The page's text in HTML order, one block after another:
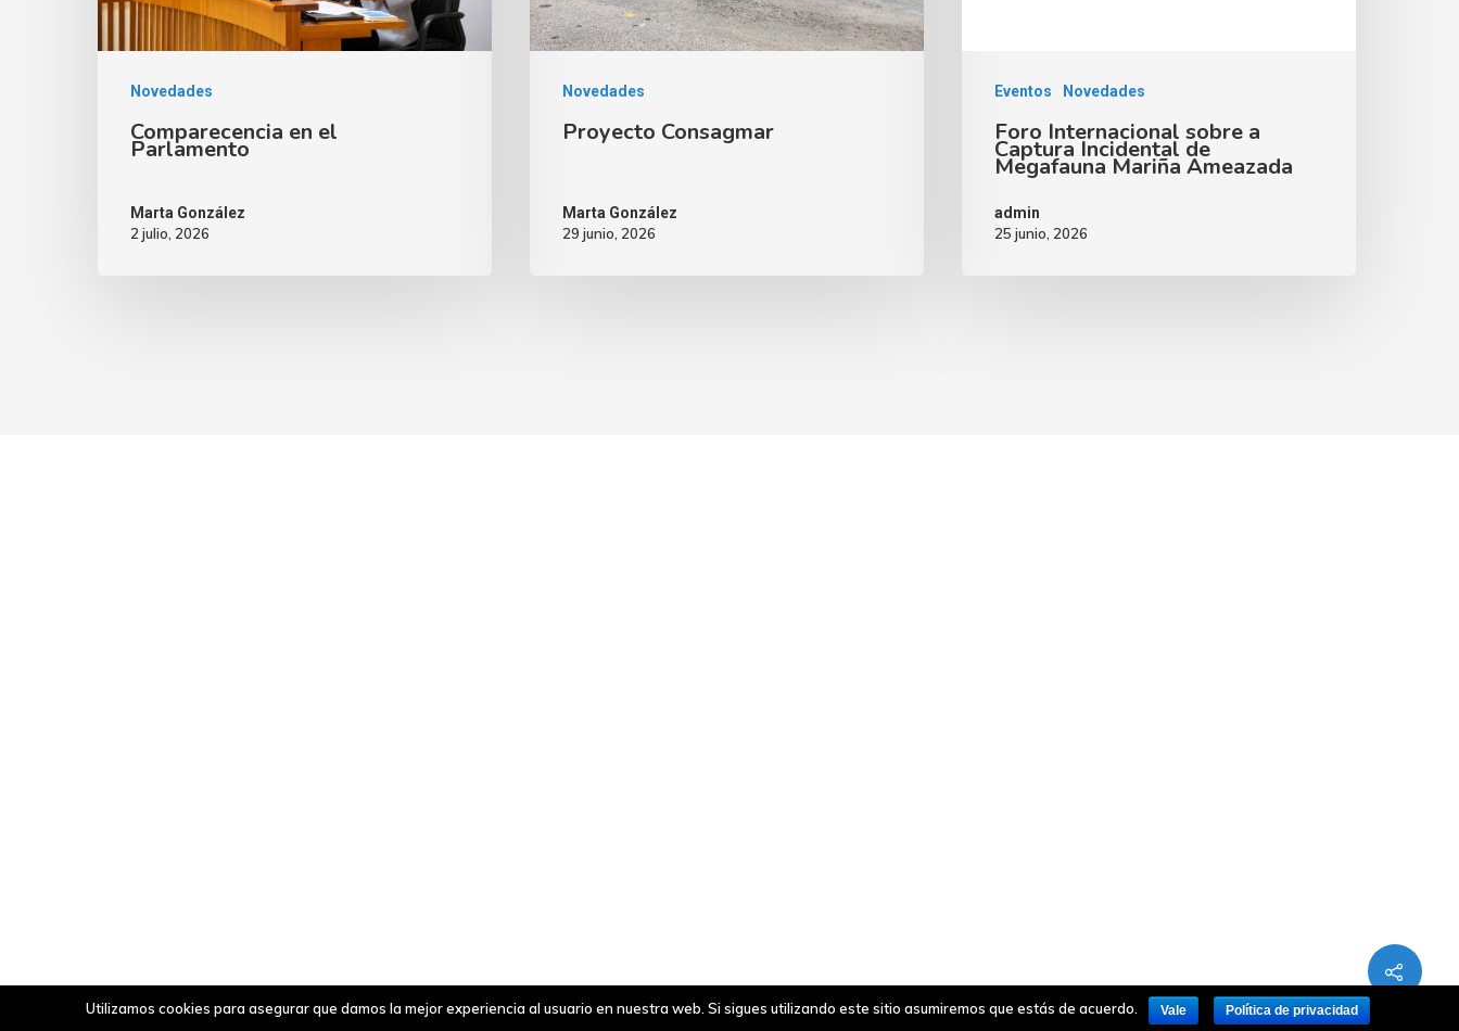
Novedades
Comparecencia en el
Parlamento
Marta González
2 julio, 2026
Novedades
Proyecto Consagmar
Marta González
29 junio, 2026
Eventos Novedades
Foro Internacional sobre a
Captura Incidental de
Megafauna Mariña Ameazada
admin
25 junio, 2026
Utilizamos cookies para asegurar que damos la mejor experiencia al usuario en nuestra web. Si sigues utilizando este sitio asumiremos que estás de acuerdo. Vale Política de privacidad